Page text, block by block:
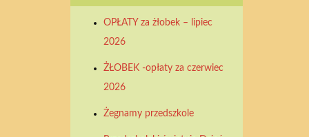
OPŁATY za żłobek – lipiec
2026
ŻŁOBEK -opłaty za czerwiec
2026
Żegnamy przedszkole